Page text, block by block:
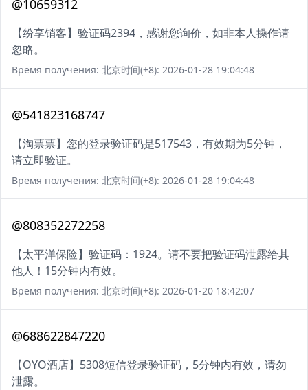
@10659312
【纷享销客】验证码2394，感谢您询价，如非本人操作请
忽略。
Время получения: 北京时间(+8): 2026-01-28 19:04:48
@541823168747
【淘票票】您的登录验证码是517543，有效期为5分钟，
请立即验证。
Время получения: 北京时间(+8): 2026-01-28 19:04:48
@808352272258
【太平洋保险】验证码：1924。请不要把验证码泄露给其
他人！15分钟内有效。
Время получения: 北京时间(+8): 2026-01-20 18:42:07
@688622847220
【OYO酒店】5308短信登录验证码，5分钟内有效，请勿
泄露。